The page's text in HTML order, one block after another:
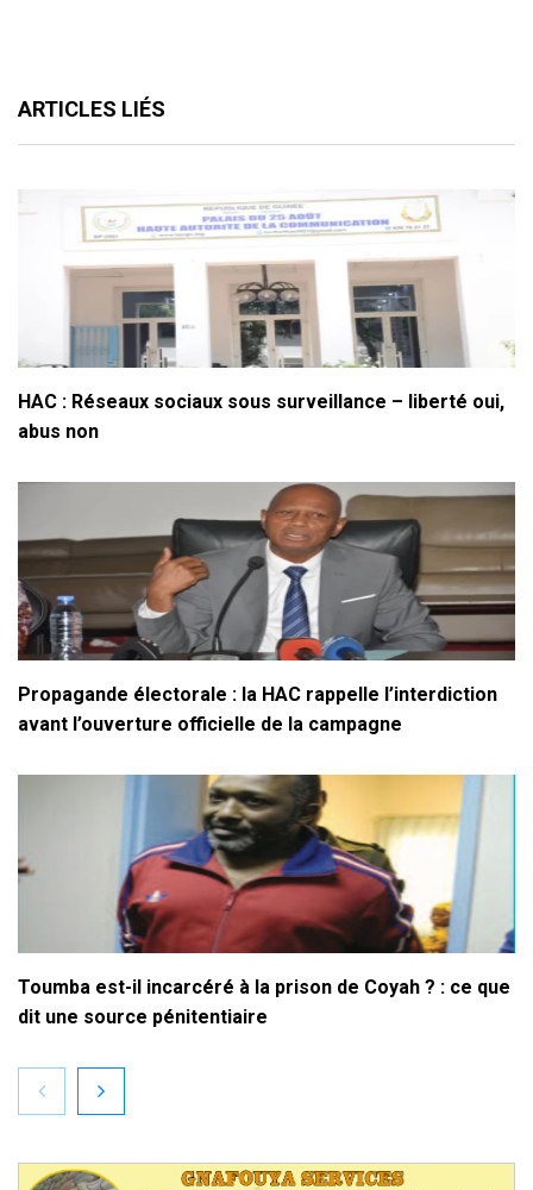
ARTICLES LIÉS
HAC : Réseaux sociaux sous surveillance – liberté oui,
abus non
Propagande électorale : la HAC rappelle l’interdiction
avant l’ouverture officielle de la campagne
Toumba est-il incarcéré à la prison de Coyah ? : ce que
dit une source pénitentiaire